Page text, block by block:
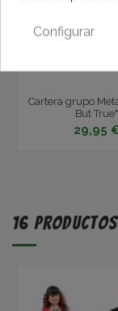
Cartera grupo
But True"
29,95
16
Configurar